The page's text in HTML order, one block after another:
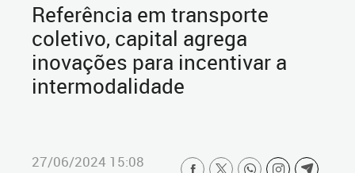
Referência em transporte
coletivo, capital agrega
inovações para incentivar a
intermodalidade
27/06/2024 15:08